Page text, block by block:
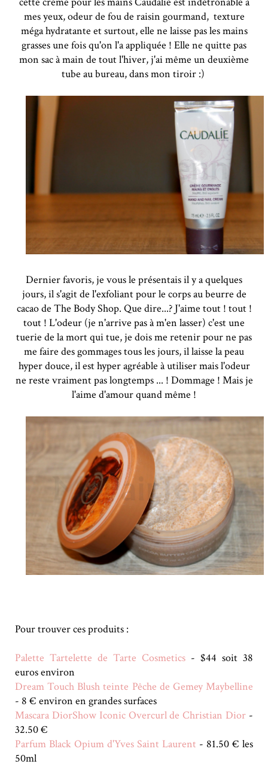
mes yeux, odeur de fou de raisin gourmand, texture
méga hydratante et surtout, elle ne laisse pas les mains
grasses une fois qu'on l'a appliquée ! Elle ne quitte pas
mon sac à main de tout l'hiver, j'ai même un deuxième
tube au bureau, dans mon tiroir :)
Dernier favoris, je vous le présentais il y a quelques
jours, il s'agit de l'exfoliant pour le corps au beurre de
cacao de The Body Shop. Que dire...? J'aime tout ! tout !
tout ! L'odeur (je n'arrive pas à m'en lasser) c'est une
tuerie de la mort qui tue, je dois me retenir pour ne pas
me faire des gommages tous les jours, il laisse la peau
hyper douce, il est hyper agréable à utiliser mais l'odeur
ne reste vraiment pas longtemps ... ! Dommage ! Mais je
l'aime d'amour quand même !
Pour trouver ces produits :
Palette Tartelette de Tarte Cosmetics - $44 soit 38
euros environ
Dream Touch Blush teinte Pêche de Gemey Maybelline
- 8 € environ en grandes surfaces
Mascara DiorShow Iconic Overcurl de Christian Dior -
32.50 €
Parfum Black Opium d'Yves Saint Laurent - 81.50 € les
50ml